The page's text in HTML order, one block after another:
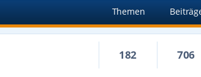
Themen
182 706